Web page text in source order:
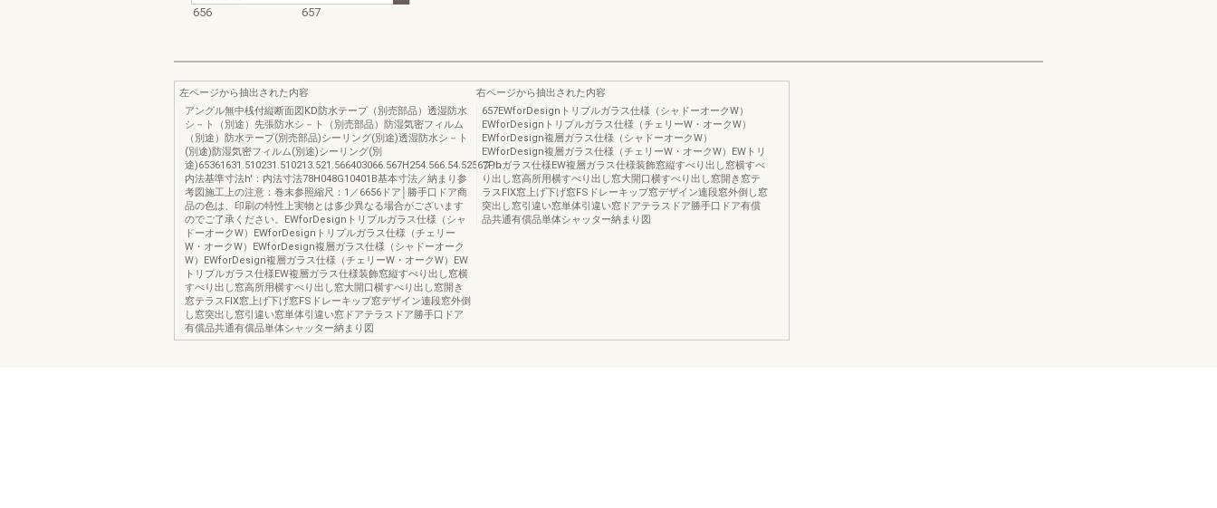
656 657
左ページから抽出された内容
アングル無中桟付縦断面図KD防水テープ（別売部品）透湿防水
シ－ト（別途）先張防水シ－ト（別売部品）防湿気密フィルム
（別途）防水テープ(別売部品)シーリング(別途)透湿防水シ－ト
(別途)防湿気密フィルム(別途)シーリング(別
途)65361631.510231.510213.521.566403066.567H254.566.54.52567Ph：
内法基準寸法h'：内法寸法78H048G10401B基本寸法／納まり参
考図施工上の注意：巻末参照縮尺：1／6656ドア│勝手口ドア商
品の色は、印刷の特性上実物とは多少異なる場合がございます
のでご了承ください。EWforDesignトリプルガラス仕様（シャ
ドーオークW）EWforDesignトリプルガラス仕様（チェリー
W・オークW）EWforDesign複層ガラス仕様（シャドーオーク
W）EWforDesign複層ガラス仕様（チェリーW・オークW）EW
トリプルガラス仕様EW複層ガラス仕様装飾窓縦すべり出し窓横
すべり出し窓高所用横すべり出し窓大開口横すべり出し窓開き
窓テラスFIX窓上げ下げ窓FSドレーキップ窓デザイン連段窓外倒
し窓突出し窓引違い窓単体引違い窓ドアテラスドア勝手口ドア
有償品共通有償品単体シャッター納まり図
右ページから抽出された内容
657EWforDesignトリプルガラス仕様（シャドーオークW）
EWforDesignトリプルガラス仕様（チェリーW・オークW）
EWforDesign複層ガラス仕様（シャドーオークW）
EWforDesign複層ガラス仕様（チェリーW・オークW）EWトリ
プルガラス仕様EW複層ガラス仕様装飾窓縦すべり出し窓横すべ
り出し窓高所用横すべり出し窓大開口横すべり出し窓開き窓テ
ラスFIX窓上げ下げ窓FSドレーキップ窓デザイン連段窓外倒し窓
突出し窓引違い窓単体引違い窓ドアテラスドア勝手口ドア有償
品共通有償品単体シャッター納まり図